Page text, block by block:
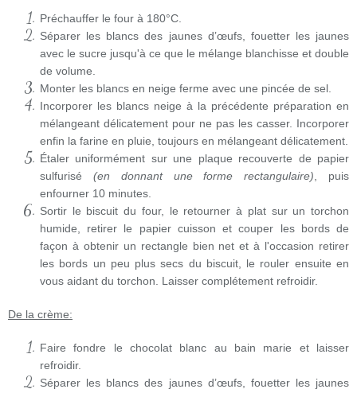
Préchauffer le four à 180°C.
Séparer les blancs des jaunes d’œufs, fouetter les jaunes
avec le sucre jusqu'à ce que le mélange blanchisse et double
de volume.
Monter les blancs en neige ferme avec une pincée de sel.
Incorporer les blancs neige à la précédente préparation en
mélangeant délicatement pour ne pas les casser. Incorporer
enfin la farine en pluie, toujours en mélangeant délicatement.
Étaler uniformément sur une plaque recouverte de papier
sulfurisé (en donnant une forme rectangulaire) , puis
enfourner 10 minutes.
Sortir le biscuit du four, le retourner à plat sur un torchon
humide, retirer le papier cuisson et couper les bords de
façon à obtenir un rectangle bien net et à l'occasion retirer
les bords un peu plus secs du biscuit, le rouler ensuite en
vous aidant du torchon. Laisser complétement refroidir.
De la crème:
Faire fondre le chocolat blanc au bain marie et laisser
refroidir.
Séparer les blancs des jaunes d’œufs, fouetter les jaunes